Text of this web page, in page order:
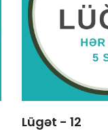
Lügət - 12